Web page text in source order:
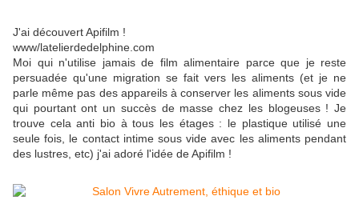
J'ai découvert Apifilm !
www/latelierdedelphine.com
Moi qui n'utilise jamais de film alimentaire parce que je reste
persuadée qu'une migration se fait vers les aliments (et je ne
parle même pas des appareils à conserver les aliments sous vide
qui pourtant ont un succès de masse chez les blogeuses ! Je
trouve cela anti bio à tous les étages : le plastique utilisé une
seule fois, le contact intime sous vide avec les aliments pendant
des lustres, etc) j'ai adoré l'idée de Apifilm !